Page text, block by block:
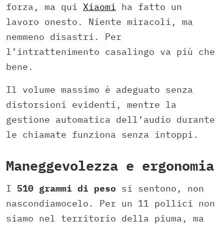
forza, ma qui Xiaomi ha fatto un
lavoro onesto. Niente miracoli, ma
nemmeno disastri. Per
l’intrattenimento casalingo va più che
bene.
Il volume massimo è adeguato senza
distorsioni evidenti, mentre la
gestione automatica dell’audio durante
le chiamate funziona senza intoppi.
Maneggevolezza e ergonomia
I 510 grammi di peso si sentono, non
nascondiamocelo. Per un 11 pollici non
siamo nel territorio della piuma, ma